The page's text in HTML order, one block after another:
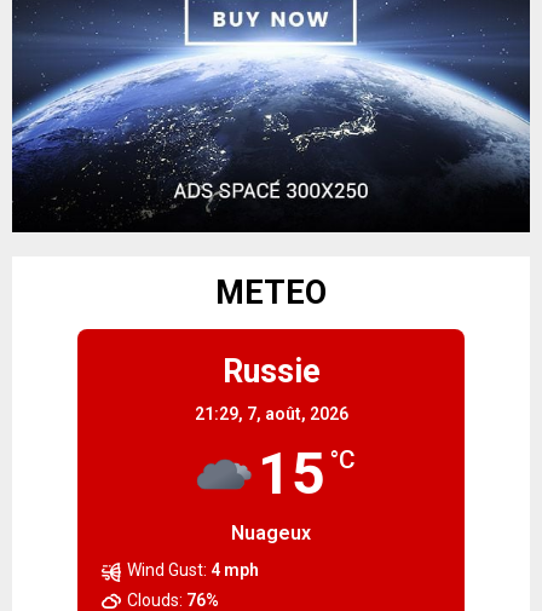
METEO
Russie
21:29, 7, août, 2026
15 °C
Nuageux
Wind Gust: 4 mph
Clouds: 76%